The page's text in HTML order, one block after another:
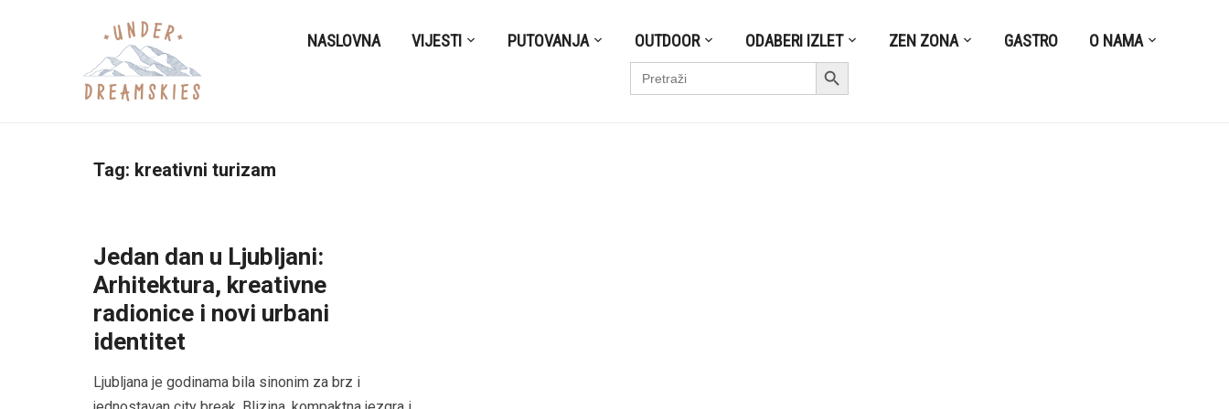
NASLOVNA VIJESTI PUTOVANJA OUTDOOR ODABERI IZLET ZEN ZONA GASTRO O NAMA
Search
for:
Search Button
Tag: kreativni turizam
Jedan dan u Ljubljani:
Arhitektura, kreativne
radionice i novi urbani
identitet
Ljubljana je godinama bila sinonim za brz i